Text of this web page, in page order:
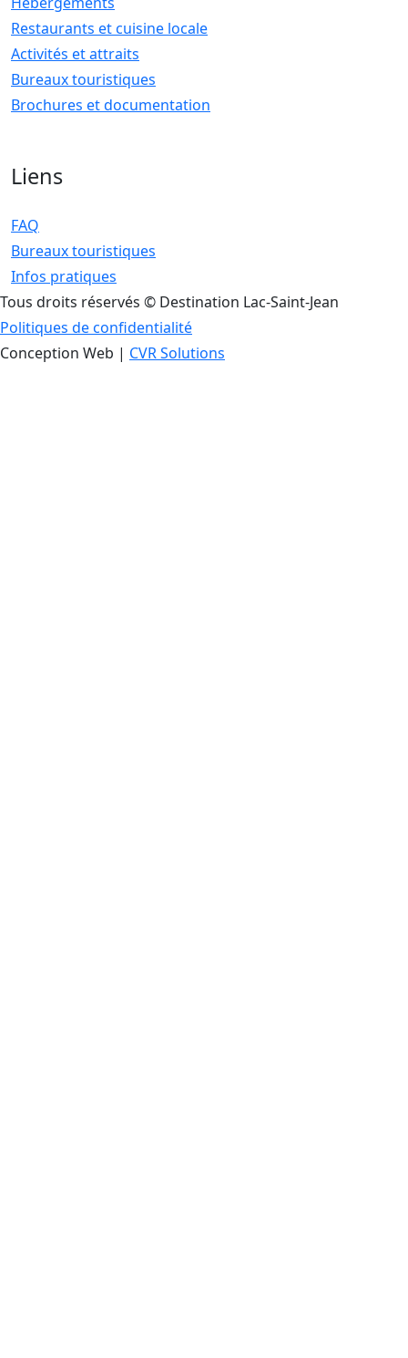
Restaurants et cuisine locale
Activités et attraits
Bureaux touristiques
Brochures et documentation
Liens
FAQ
Bureaux touristiques
Infos pratiques
Tous droits réservés © Destination Lac-Saint-Jean
Politiques de confidentialité
Conception Web | CVR Solutions